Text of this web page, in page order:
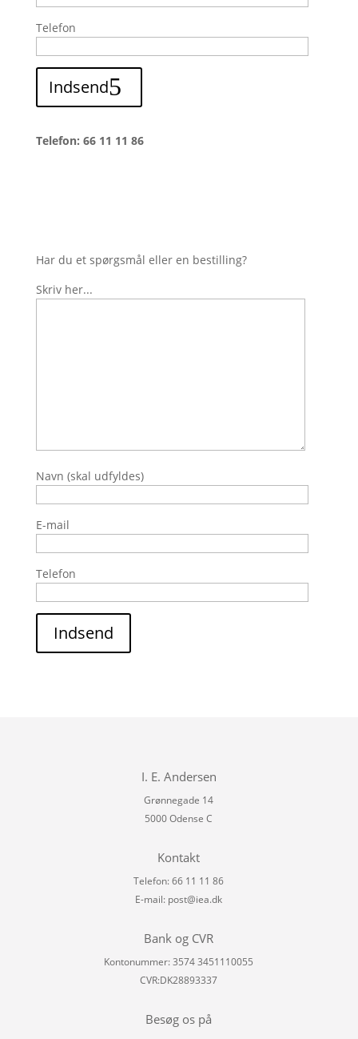
Telefon
Indsend
Telefon: 66 11 11 86
Har du et spørgsmål eller en bestilling?
Skriv her...
Navn (skal udfyldes)
E-mail
Telefon
Indsend
I. E. Andersen
Grønnegade 14
5000 Odense C
Kontakt
Telefon: 66 11 11 86
E-mail: post@iea.dk
Bank og CVR
Kontonummer: 3574 3451110055
CVR:DK28893337
Besøg os på